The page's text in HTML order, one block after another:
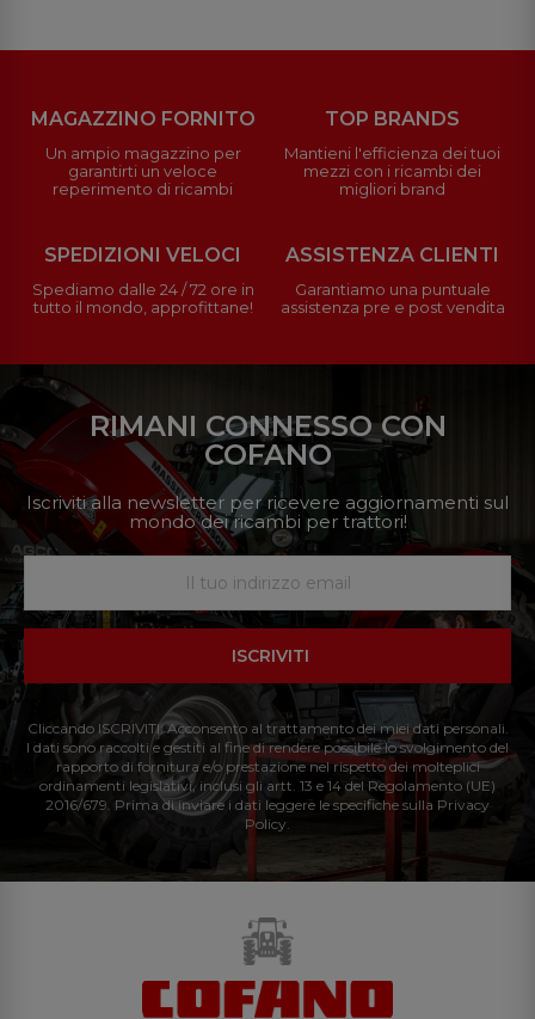
MAGAZZINO FORNITO
Un ampio magazzino per
garantirti un veloce
reperimento di ricambi
TOP BRANDS
Mantieni l'efficienza dei tuoi
mezzi con i ricambi dei
migliori brand
SPEDIZIONI VELOCI
Spediamo dalle 24 / 72 ore in
tutto il mondo, approfittane!
ASSISTENZA CLIENTI
Garantiamo una puntuale
assistenza pre e post vendita
RIMANI CONNESSO CON
COFANO
Iscriviti alla newsletter per ricevere aggiornamenti sul
mondo dei ricambi per trattori!
ISCRIVITI
Cliccando ISCRIVITI: Acconsento al trattamento dei miei dati personali.
I dati sono raccolti e gestiti al fine di rendere possibile lo svolgimento del
rapporto di fornitura e/o prestazione nel rispetto dei molteplici
ordinamenti legislativi, inclusi gli artt. 13 e 14 del Regolamento (UE)
2016/679. Prima di inviare i dati leggere le specifiche sulla Privacy
Policy.